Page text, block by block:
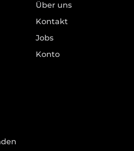
Über uns
Kontakt
Jobs
Konto